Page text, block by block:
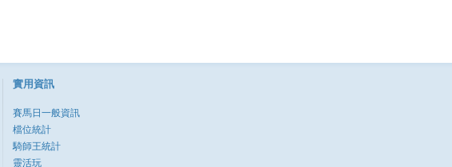
實用資訊
賽馬日一般資訊
檔位統計
騎師王統計
靈活玩